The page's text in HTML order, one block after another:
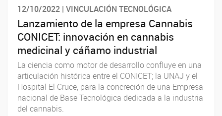
12/10/2022 | VINCULACIÓN TECNOLÓGICA
Lanzamiento de la empresa Cannabis
CONICET: innovación en cannabis
medicinal y cáñamo industrial
La ciencia como motor de desarrollo confluye en una
articulación histórica entre el CONICET; la UNAJ y el
Hospital El Cruce, para la concreción de una Empresa
nacional de Base Tecnológica dedicada a la industria
del cannabis.